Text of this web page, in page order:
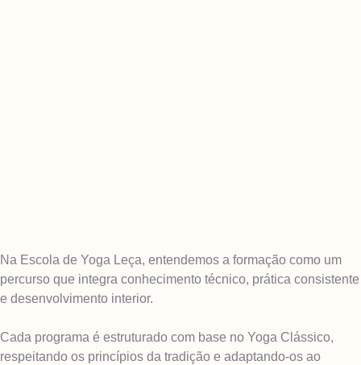
Na Escola de Yoga Leça, entendemos a formação como um
percurso que integra conhecimento técnico, prática consistente
e desenvolvimento interior.
Cada programa é estruturado com base no Yoga Clássico,
respeitando os princípios da tradição e adaptando-os ao